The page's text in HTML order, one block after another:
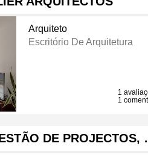
Arquiteto
Escritório De Arquitetura
1
1
DE PROJECTOS,